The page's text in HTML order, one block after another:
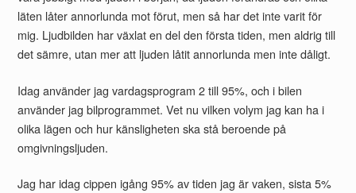
läten låter annorlunda mot förut, men så har det inte varit för
mig. Ljudbilden har växlat en del den första tiden, men aldrig till
det sämre, utan mer att ljuden låtit annorlunda men inte dåligt.
Idag använder jag vardagsprogram 2 till 95%, och i bilen
använder jag bilprogrammet. Vet nu vilken volym jag kan ha i
olika lägen och hur känsligheten ska stå beroende på
omgivningsljuden.
Jag har idag cippen igång 95% av tiden jag är vaken, sista 5%